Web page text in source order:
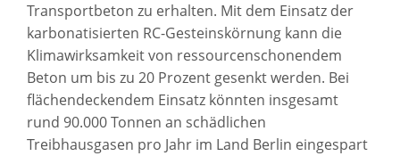
Transportbeton zu erhalten. Mit dem Einsatz der
karbonatisierten RC-Gesteinskörnung kann die
Klimawirksamkeit von ressourcenschonendem
Beton um bis zu 20 Prozent gesenkt werden. Bei
flächendeckendem Einsatz könnten insgesamt
rund 90.000 Tonnen an schädlichen
Treibhausgasen pro Jahr im Land Berlin eingespart